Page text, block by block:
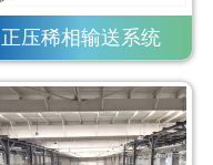
正压稀相输送系统